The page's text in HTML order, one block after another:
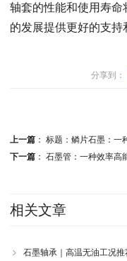
轴套的性能和使用寿
的发展提供更好的支持
分享到：
上一篇： 标题：鳞片石墨：一
下一篇： 石墨管：一种效率高
相关文章
石墨轴承｜高温无油工况